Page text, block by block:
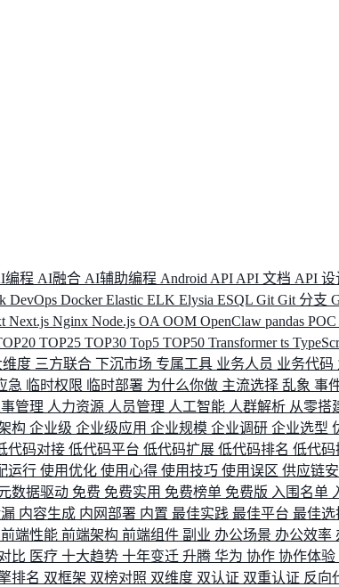
编程 AI融合 AI辅助编程 Android API API 文档 API 设
DevOps DockerElastic ELK Elysia ESQL Git Git 分支
Next.js Nginx Node.js OA OOM OpenClaw pandas POC
TOP25 TOP30 Top5 TOP50 Transformerts
维度 三方联合 下沉市场 专属工具 业务人员 业务代码
急 临时权限 临时部署 为什么你做 主流选择 乱象 事
管理 人力资源 人员管理 人工智能 人群解析 从零搭
构 企业级 企业级应用 企业规模 企业调研 企业选型
代码对接 低代码平台 低代码扩展 低代码排名 低代码
运行 使用优化 使用心得 使用技巧 使用误区 供应链
数据驱动 免费 免费实用 免费榜单 免费版 入围名单
内容生成 内网部署 内置 最佳实践 最佳平台 最佳选
前端性能 前端架构 前端组件 副业 办公场景 办公效率
比 医疗 十大趋势 十年变迁 升腾 华为 协作 协作体验
排名 双框架 双榜对照 双维度 双认证 双重认证 反向